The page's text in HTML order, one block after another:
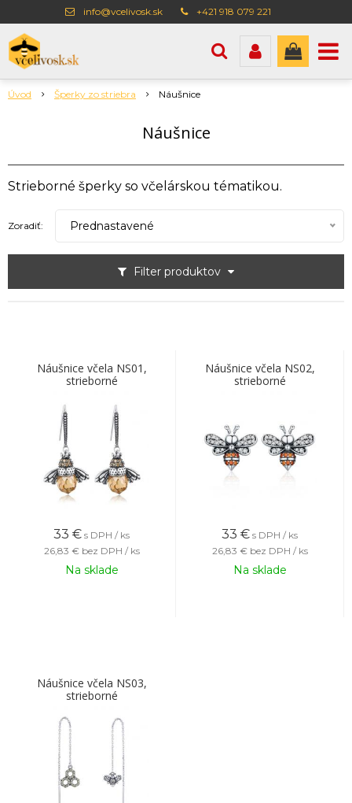
info@vcelivosk.sk +421 918 079 221
Úvod Šperky zo striebra Náušnice
Náušnice
Strieborné šperky so včelárskou tématikou.
Filter produktov
Zoradiť: Prednastavené
Náušnice včela NS01,
strieborné
33 € s DPH / ks
26,83 € bez DPH / ks
Na sklade
Náušnice včela NS02,
strieborné
33 € s DPH / ks
26,83 € bez DPH / ks
Na sklade
Náušnice včela NS03,
strieborné